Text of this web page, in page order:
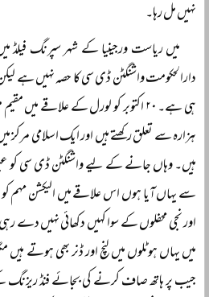
نہیں مل رہا۔
میں ریاست ورجینیا کے شہر سپرنگ فیلڈ
دارالحکومت واشنگٹن ڈی سی کا حصہ نہیں ہے لیکن
ہی ہے۔ ۲۰ اکتوبر کو لورل کے علاقے میں
ہزارہ سے تعلق رکھتے ہیں اور ایک اسلامی
ہیں۔ وہاں جانے کے لیے واشنگٹن ڈی سی کو
سے یہاں آیا ہوں اس علاقے میں الیکشن مہم کو
اور نجی محفلوں کے سوا کہیں دکھائی نہیں دے
میں یہاں ہوٹلوں میں لنچ اور ڈنر بھی ہوتے ہیں
جیب پر ہاتھ صاف کرنے کی بجائے فنڈ ریزنگ